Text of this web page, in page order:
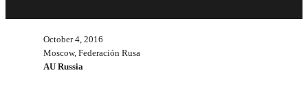
October 4, 2016
Moscow, Federación Rusa
AU Russia